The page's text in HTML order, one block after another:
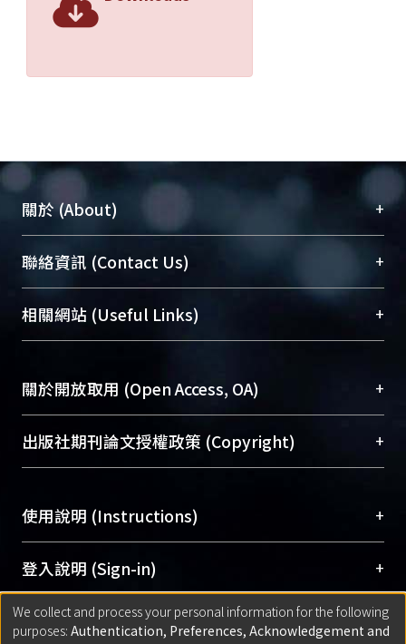
關於 (About) +
臺大位居世界頂尖大學之列，為永久珍藏及向國際
展現本校豐碩的研究成果及學術能量，圖書館整合
機構典藏（NTUR）與學術庫（AH）不同功能平
台，成為臺大學術典藏NTU scholars。期能整合研
成果。
To permanently archive and promote researcher
profiles and scholarly works, Library integrates the
services of “NTU Repository” with “Academic
聯絡資訊 (Contact Us) +
總館學科館員(Main Library)
醫學圖書館學科館員(Medical Library)
Sciences Library)
相關網站 (Useful Links) +
關於開放取用 (Open Access, OA) +
開放取用是從使用者角度提升資訊取用性的社會運
動，應用在學術研究上是透過將研究著作公開供使
用逐年攀升。同時可加速研究發展、提升研究影響
Archive）平台。 （點選深入了解OA）
出版社期刊論文授權政策 (Copyright) +
含部分內容的版權非匯入者所有，或由第三方贊
助與合作完成，請確認該版權所有者及第三方同
意提供此授權。
Please represent that the submission is your
original work, and that you have the right to
grant the rights to upload.
使用說明 (Instructions) +
網站簡介(Quickstart Guide)
使用手冊(Instruction Manual)
線上預約服務(Booking Service)
登入說明 (Sign-in) +
方案一：臺灣大學計算機中心帳號登入
匯入著作 (Submission) +
We collect and process your personal information for the following
purposes: Authentication, Preferences, Acknowledgement and